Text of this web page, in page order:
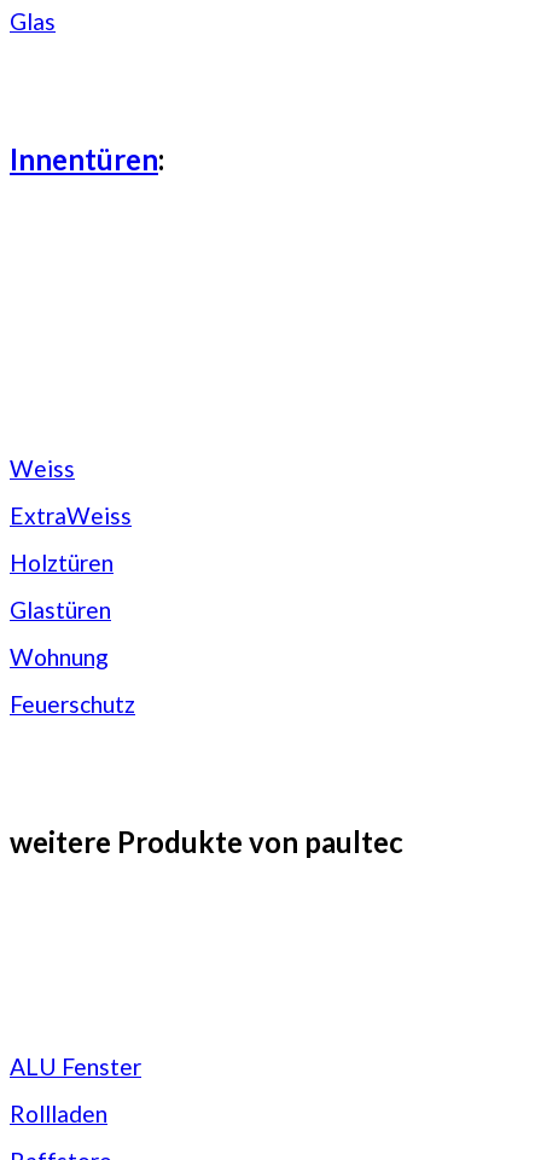
Glas
Innentüren:
Weiss
ExtraWeiss
Holztüren
Glastüren
Wohnung
Feuerschutz
weitere Produkte von paultec
ALU Fenster
Rollladen